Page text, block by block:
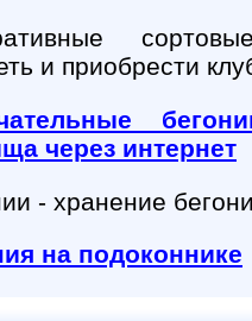
и приобрести
через интернет
- хранение
на подоконнике